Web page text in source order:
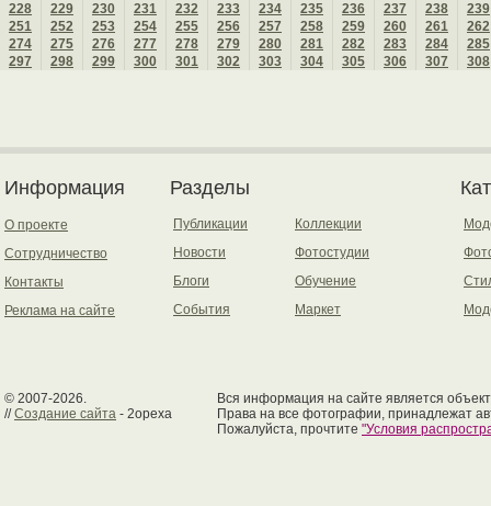
228
229 230 231 232 233 234 235 236 237 238
239
251
252 253 254 255 256 257 258 259 260 261
262
274
275 276 277 278 279 280 281 282 283 284
285
297
298 299 300 301 302 303 304 305 306 307 308
Информация
О проекте
Сотрудничество
Контакты
Реклама на сайте
Разделы
Публикации
Новости
Блоги
События
Коллекции
Фотостудии
Обучение
Маркет
© 2007-2026.
//Создание сайта - 2opexa
Вся информация на сайте является
Права на все фотографии, принадлежат
Пожалуйста, прочтите "Условия